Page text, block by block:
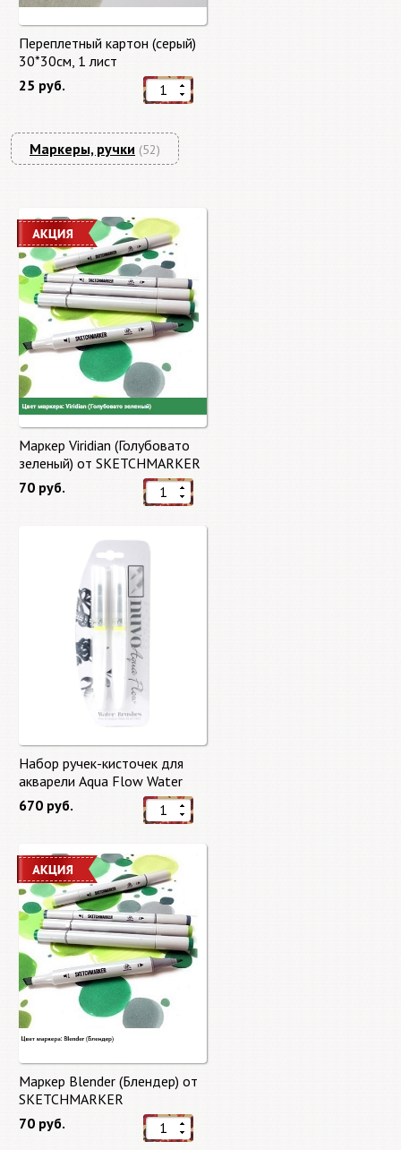
Переплетный картон (серый)
30*30см, 1 лист
25 руб.
Маркеры, ручки (52)
Маркер Viridian (Голубовато
зеленый) от SKETCHMARKER
70 руб.
Набор ручек-кисточек для
акварели Aqua Flow Water
Brushes
670 руб.
Маркер Blender (Блендер) от
SKETCHMARKER
70 руб.